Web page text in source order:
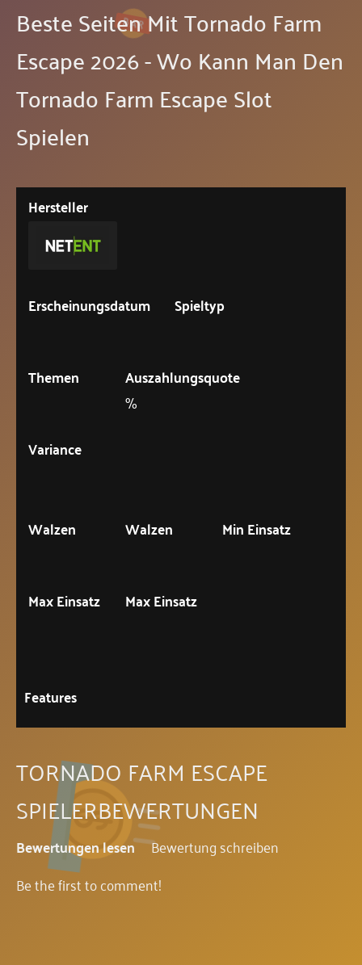
Beste Seiten Mit Tornado Farm
Escape 2026 - Wo Kann Man Den
Tornado Farm Escape Slot
Spielen
Hersteller
Erscheinungsdatum Spieltyp
Themen
Auszahlungsquote
%
Variance
Walzen Walzen Min Einsatz
Max Einsatz Max Einsatz
Features
TORNADO FARM ESCAPE
SPIELERBEWERTUNGEN
Bewertungen lesen
Bewertung schreiben
Be the first to comment!